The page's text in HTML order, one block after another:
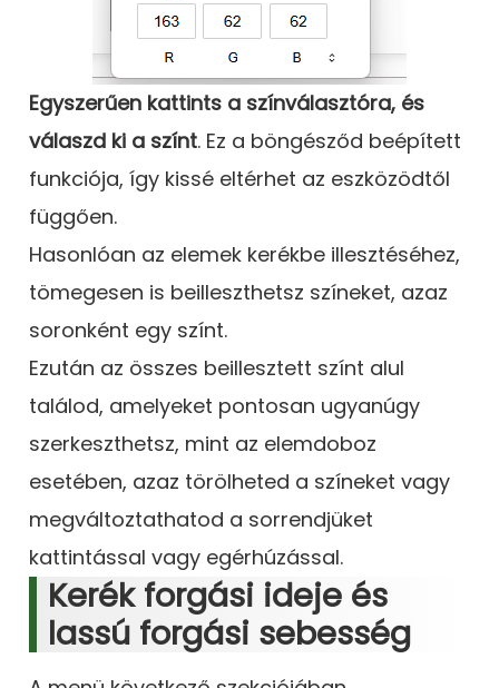
Egyszerűen kattints a színválasztóra, és
válaszd ki a színt. Ez a böngésződ beépített
funkciója, így kissé eltérhet az eszközödtől
függően.
Hasonlóan az elemek kerékbe illesztéséhez,
tömegesen is beilleszthetsz színeket, azaz
soronként egy színt.
Ezután az összes beillesztett színt alul
találod, amelyeket pontosan ugyanúgy
szerkeszthetsz, mint az elemdoboz
esetében, azaz törölheted a színeket vagy
megváltoztathatod a sorrendjüket
kattintással vagy egérhúzással.
Kerék forgási ideje és
lassú forgási sebesség